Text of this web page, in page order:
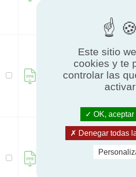
OENOVIAPAC-
C FIRST
4.5MR/H
61
OENOVIAPAC-
C FIRST
65
Este sitio
cookies y te
controlar las
activar
OK, aceptar
Denegar todas